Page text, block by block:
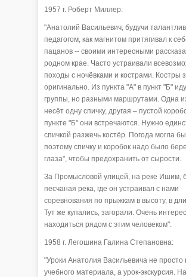
1957 г. Роберт Миллер:
"Анатолий Васильевич, будучи
педагогом, как магнитом притягивал к
пацанов -- своими интересными
родном крае. Часто устраивали
походы с ночёвками и кострами. Костры
оригинально. Из пункта "А" в пункт "Б"
группы, но разными маршрутами. Одна
несёт одну спичку, другая – пустой
пункте "Б" они встречаются. Нужно
спичкой разжечь костёр. Погода могла
поэтому спичку и коробок надо было
глаза", чтобы предохранить от сырости.
За Промысловой улицей, на реке Ишим,
песчаная река, где он устраивал с нами
соревнования по прыжкам в высоту, в
Тут же купались, загорали. Очень
находиться рядом с этим человеком".
1958 г. Легошина Галина Степановна:
"Уроки Анатолия Васильевича не просто
учебного материала, а урок-экскурсия.